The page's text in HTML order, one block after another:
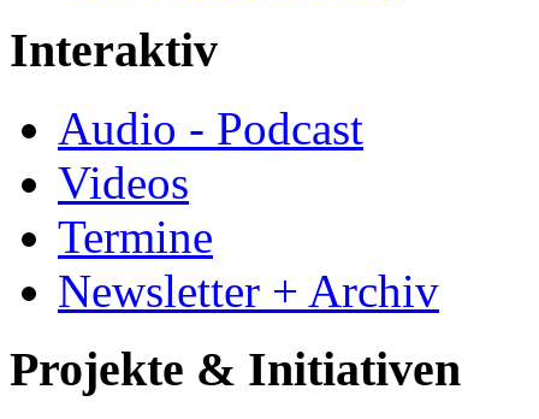
Interaktiv
Audio - Podcast
Videos
Termine
Newsletter + Archiv
Projekte & Initiativen